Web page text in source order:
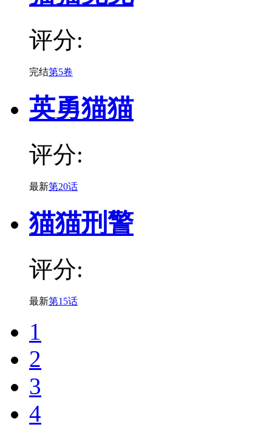
评分:
完结第5卷
英勇猫猫
评分:
最新第20话
猫猫刑警
评分:
最新第15话
1
2
3
4